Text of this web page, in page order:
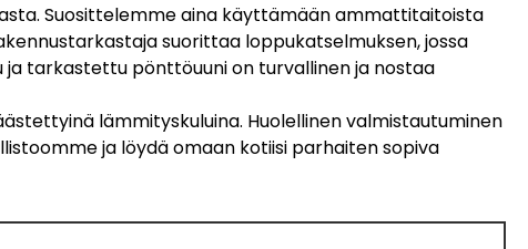
Suosittelemme aina käyttämään ammattitaitoista
suorittaa loppukatselmuksen, jossa
ja tarkastettu pönttöuunion turvallinen ja nostaa
lämmityskuluina. Huolellinen valmistautuminen
ja löydä omaan kotiisi parhaiten sopiva